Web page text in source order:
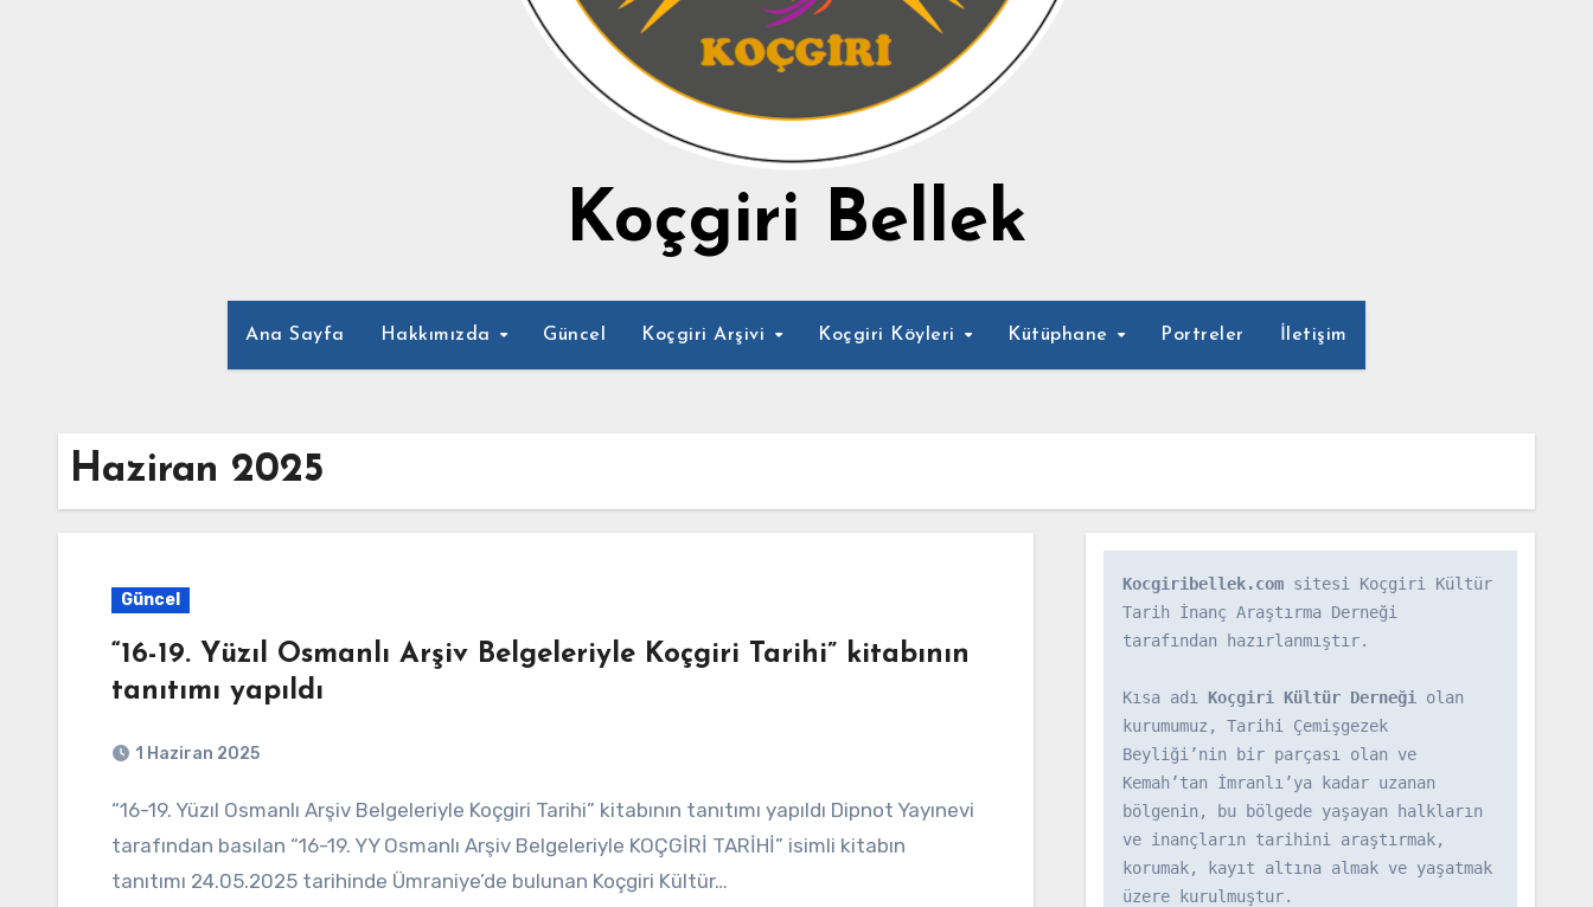
Koçgiri Bellek
Ana Sayfa Hakkımızda Güncel Koçgiri Arşivi Koçgiri Köyleri Kütüphane Portreler İletişim
Haziran 2025
Güncel
“16-19. Yüzıl Osmanlı Arşiv Belgeleriyle Koçgiri Tarihi” kitabının
tanıtımı yapıldı
1 Haziran 2025
“16-19. Yüzıl Osmanlı Arşiv Belgeleriyle Koçgiri Tarihi” kitabının tanıtımı yapıldı Dipnot Yayınevi
tarafından basılan “16-19. YY Osmanlı Arşiv Belgeleriyle KOÇGİRİ TARİHİ” isimli kitabın
tanıtımı 24.05.2025 tarihinde Ümraniye’de bulunan Koçgiri Kültür…
Kocgiribellek.com sitesi Koçgiri Kültür
Tarih İnanç Araştırma Derneği
tarafından hazırlanmıştır.
Kısa adı Koçgiri Kültür Derneği
olan
kurumumuz, Tarihi Çemişgezek
Beyliği’nin bir parçası olan ve
Kemah’tan İmranlı’ya kadar uzanan
bölgenin, bu bölgede yaşayan halkların
ve inançların tarihini araştırmak,
korumak, kayıt altına almak ve yaşatmak
üzere kurulmuştur.